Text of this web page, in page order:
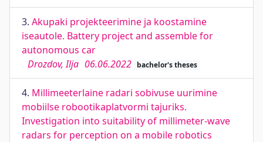
3. Akupaki projekteerimine ja koostamine
iseautole. Battery project and assemble for
autonomous car
Drozdov, Ilja 06.06.2022 bachelor's theses
4. Millimeeterlaine radari sobivuse uurimine
mobiilse robootikaplatvormi tajuriks.
Investigation into suitability of millimeter-wave
radars for perception on a mobile robotics